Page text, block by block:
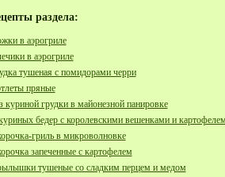
раздела:
в аэрогриле
в аэрогриле
тушеная с помидорами черри
пряные
грудки в майонезной панировке
бедер с королевскими вешенками и картофелем
гриль в микроволновке
запеченные с картофелем
тушеные со сладким перцем и медом